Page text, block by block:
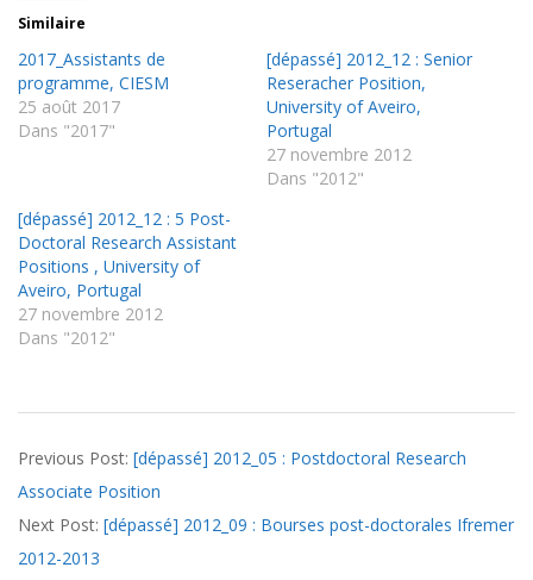
Similaire
2017_Assistants de
programme, CIESM
25 août 2017
Dans "2017"
[dépassé] 2012_12 : Senior
Reseracher Position,
University of Aveiro,
Portugal
27 novembre 2012
Dans "2012"
[dépassé] 2012_12 : 5 Post-
Doctoral Research Assistant
Positions , University of
Aveiro, Portugal
27 novembre 2012
Dans "2012"
03-
19
Previous Post: [dépassé] 2012_05 : Postdoctoral Research
Associate Position
Next Post: [dépassé] 2012_09 : Bourses post-doctorales Ifremer
2012-2013